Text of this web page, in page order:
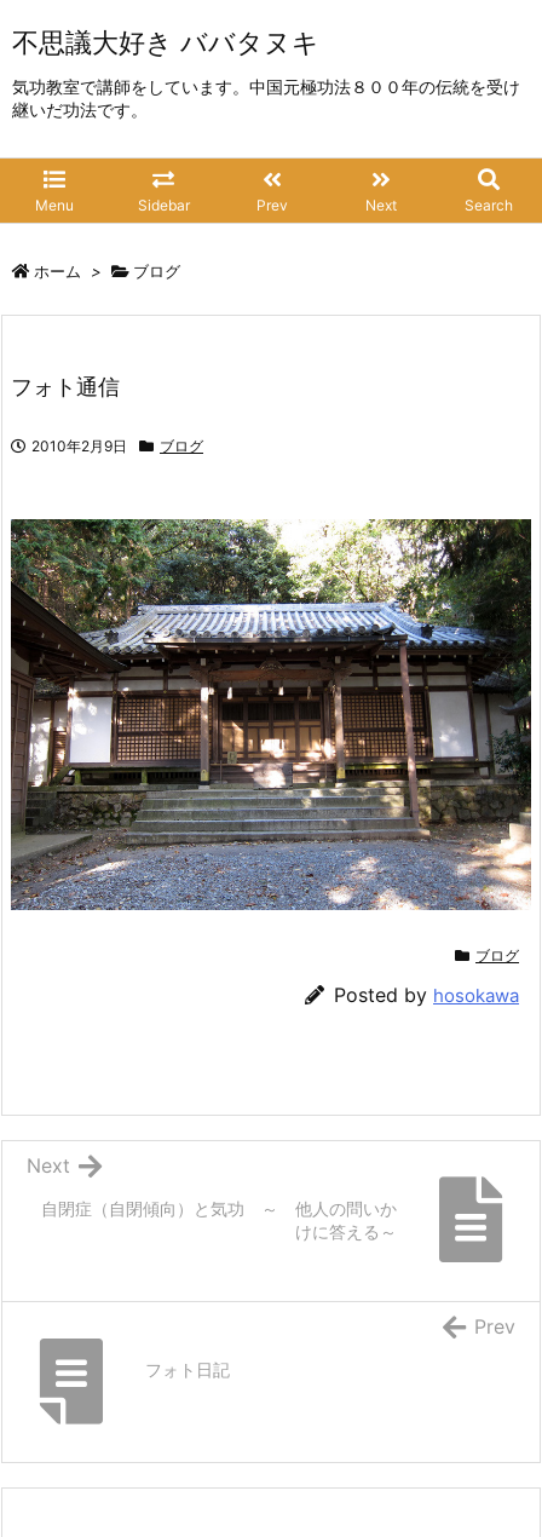
不思議大好き ババタヌキ
気功教室で講師をしています。中国元極功法８００年の伝統を受け
継いだ功法です。
Menu Sidebar Prev Next Search
ホーム > ブログ
フォト通信
2010年2月9日 ブログ
ブログ
Posted by hosokawa
自閉症（自閉傾向）と気功 ～ 他人の問いか
けに答える～
Next
フォト日記
Prev